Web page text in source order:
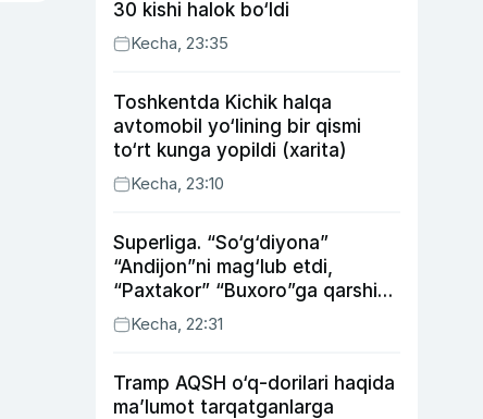
30 kishi halok bo‘ldi
Kecha, 23:35
Toshkentda Kichik halqa
avtomobil yo‘lining bir qismi
to‘rt kunga yopildi (xarita)
Kecha, 23:10
Superliga. “So‘g‘diyona”
“Andijon”ni mag‘lub etdi,
“Paxtakor” “Buxoro”ga qarshi
bahsda g‘alabani qo‘ldan
chiqardi
Kecha, 22:31
Tramp AQSH o‘q-dorilari haqida
ma’lumot tarqatganlarga